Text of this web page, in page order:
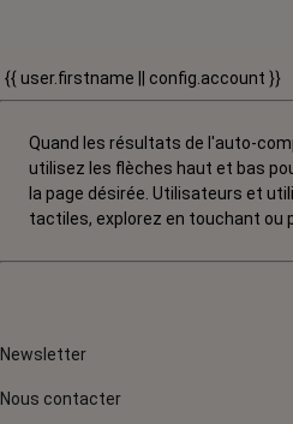
{{ user.firstname || config.account }}
Quand les résultats de l'auto-
utilisez les flèches haut et bas
la page désirée. Utilisateurs et
tactiles, explorez en touchant ou
Newsletter
Nous contacter